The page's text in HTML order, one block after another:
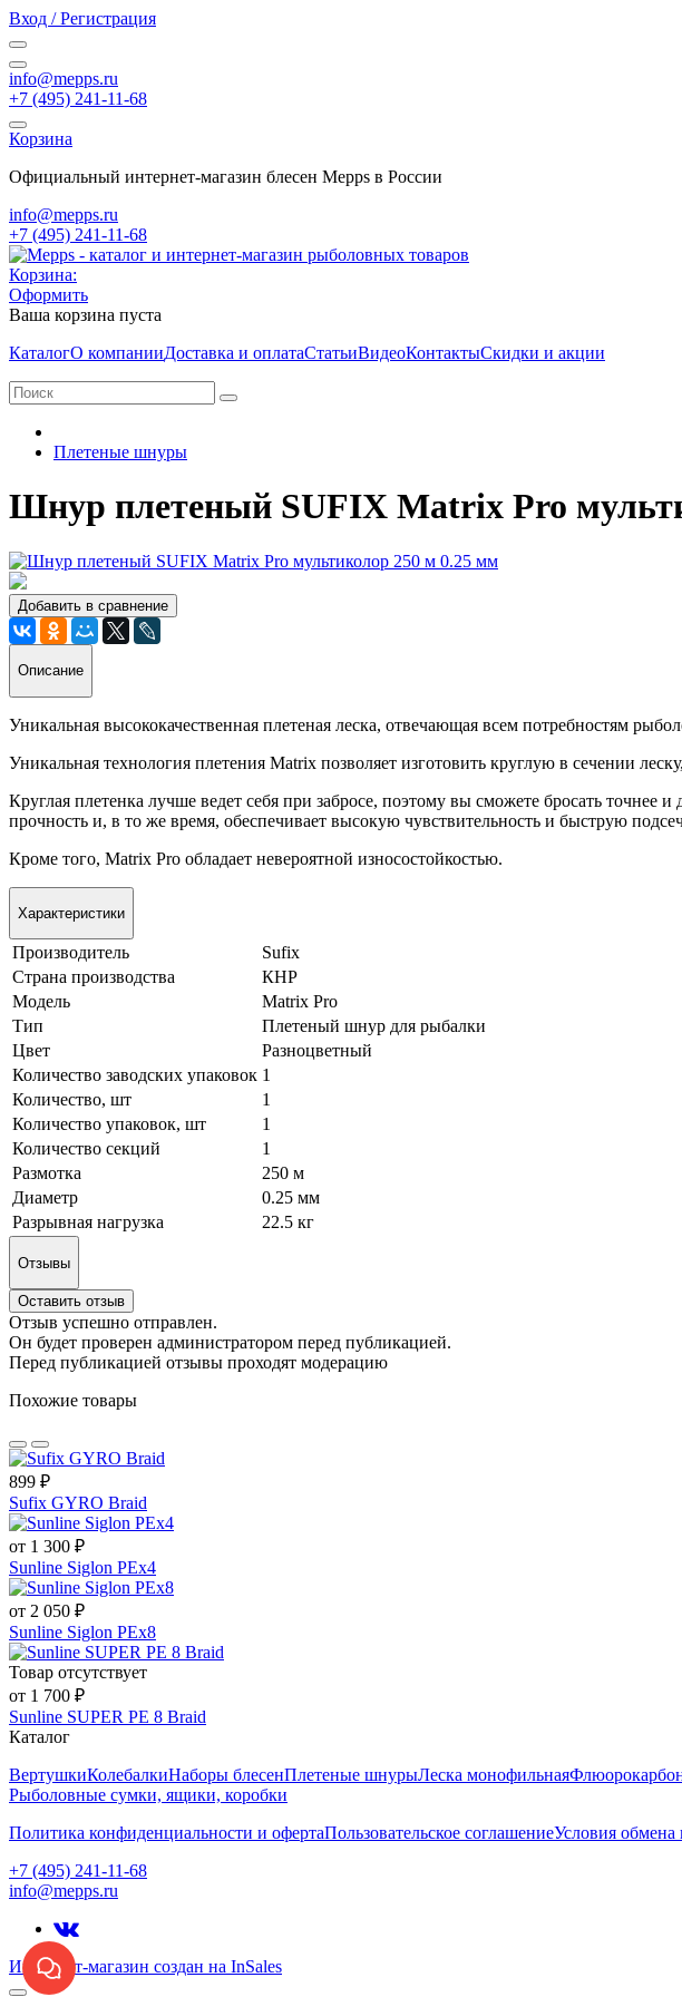
Вход / Регистрация
info@mepps.ru
+7 (495) 241-11-68
Корзина
Официальный интернет-магазин блесен Mepps в России
info@mepps.ru
+7 (495) 241-11-68
Корзина:
Оформить
Ваша корзина пуста
КаталогО компанииДоставка и оплатаСтатьиВидеоКонтактыСкидки и акции
Плетеные шнуры
Шнур плетеный SUFIX Matrix Pro
Добавить в сравнение
Описание
Уникальная высококачественная плетеная леска, отвечающая всем потребностям
Уникальная технология плетения Matrix позволяет изготовить круглую в сечении
Круглая плетенка лучше ведет себя при забросе, поэтому вы сможете бросать
прочность и, в то же время, обеспечивает высокую чувствительность и быструю
Кроме того, Matrix Pro обладает невероятной износостойкостью.
Характеристики
Производитель
Sufix
Страна производства
КНР
Модель
Matrix Pro
Тип
Плетеный шнур для рыбалки
Цвет
Разноцветный
Количество заводских упаковок 1
Количество, шт
1
Количество упаковок, шт
1
Количество секций
1
Размотка
250 м
Диаметр
0.25 мм
Разрывная нагрузка
22.5 кг
Отзывы
Оставить отзыв
Отзыв успешно отправлен.
Он будет проверен администратором перед публикацией.
Перед публикацией отзывы проходят модерацию
Похожие товары
899 ₽
Sufix GYRO Braid
от 1 300 ₽
Sunline Siglon PEx4
от 2 050 ₽
Sunline Siglon PEx8
Товар отсутствует
от 1 700 ₽
Sunline SUPER PE 8 Braid
Каталог
ВертушкиКолебалкиНаборы блесенПлетеные шнурыЛеска монофильная
Рыболовные сумки, ящики, коробки
Политика конфиденциальности и офертаПользовательское соглашениеУсловия обмена
+7 (495) 241-11-68
info@mepps.ru
Интернет-магазин создан на InSales